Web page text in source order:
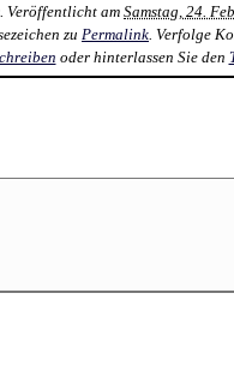
. Veröffentlicht am Samstag, 24.
zu Permalink . Verfolge
oder hinterlassen Sie den